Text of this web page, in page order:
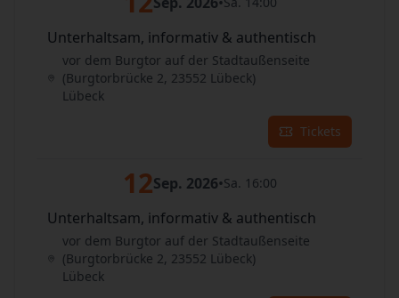
Unterhaltsam, informativ & authentisch
vor dem Burgtor auf der Stadtaußenseite
(Burgtorbrücke 2, 23552 Lübeck)
Lübeck
Tickets
12Sep. 2026•Sa. 16:00
Unterhaltsam, informativ & authentisch
vor dem Burgtor auf der Stadtaußenseite
(Burgtorbrücke 2, 23552 Lübeck)
Lübeck